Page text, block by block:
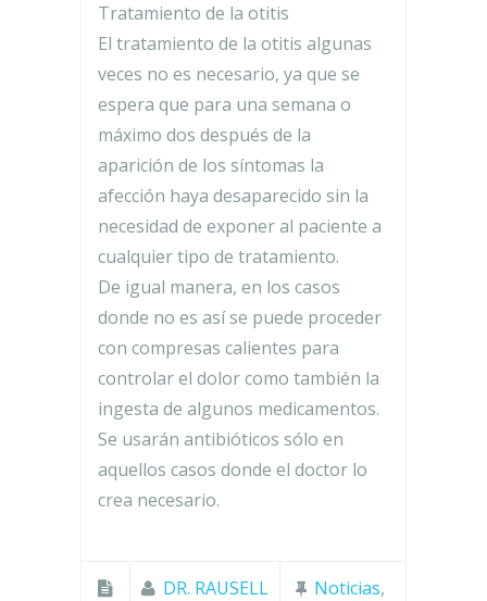
Tratamiento de la otitis
El tratamiento de la otitis algunas
veces no es necesario, ya que se
espera que para una semana o
máximo dos después de la
aparición de los síntomas la
afección haya desaparecido sin la
necesidad de exponer al paciente a
cualquier tipo de tratamiento.
De igual manera, en los casos
donde no es así se puede proceder
con compresas calientes para
controlar el dolor como también la
ingesta de algunos medicamentos.
Se usarán antibióticos sólo en
aquellos casos donde el doctor lo
crea necesario.
DR. RAUSELL Noticias,